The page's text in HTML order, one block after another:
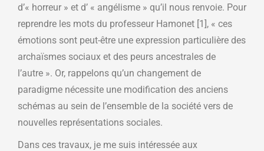
d’« horreur » et d’ « angélisme » qu’il nous renvoie. Pour
reprendre les mots du professeur Hamonet [1], « ces
émotions sont peut-être une expression particulière des
archaïsmes sociaux et des peurs ancestrales de
l’autre ». Or, rappelons qu’un changement de
paradigme nécessite une modification des anciens
schémas au sein de l’ensemble de la société vers de
nouvelles représentations sociales.
Dans ces travaux, je me suis intéressée aux